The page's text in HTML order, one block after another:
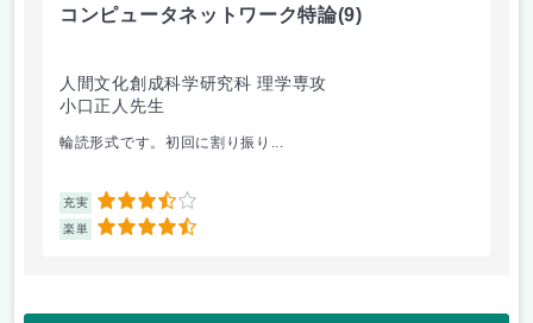
コンピュータネットワーク特論(9)
人間文化創成科学研究科 理学専攻
小口正人先生
輪読形式です。初回に割り振り...
充実 3.5
楽単 4.5